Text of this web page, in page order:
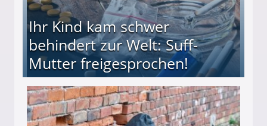
Ihr Kind kam schwer
behindert zur Welt: Suff-
Mutter freigesprochen!
Mutter freigesprochen!